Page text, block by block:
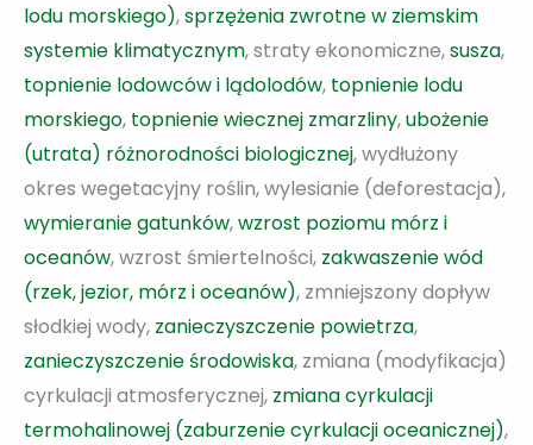
lodu morskiego),sprzężenia zwrotne w ziemskim
systemie klimatycznym, straty ekonomiczne,susza,
topnienie lodowców i lądolodów, topnienie lodu
morskiego, topnienie wiecznej zmarzliny,ubożenie
(utrata) różnorodności biologicznej, wydłużony
okres wegetacyjny roślin, wylesianie (deforestacja),
wymieranie gatunków,wzrost poziomu mórz i
oceanów, wzrost śmiertelności, zakwaszenie wód
(rzek, jezior, mórz i oceanów), zmniejszony dopływ
słodkiej wody, zanieczyszczenie powietrza,
zanieczyszczenie środowiska, zmiana (modyfikacja)
cyrkulacji atmosferycznej, zmiana cyrkulacji
termohalinowej (zaburzenie cyrkulacji oceanicznej),